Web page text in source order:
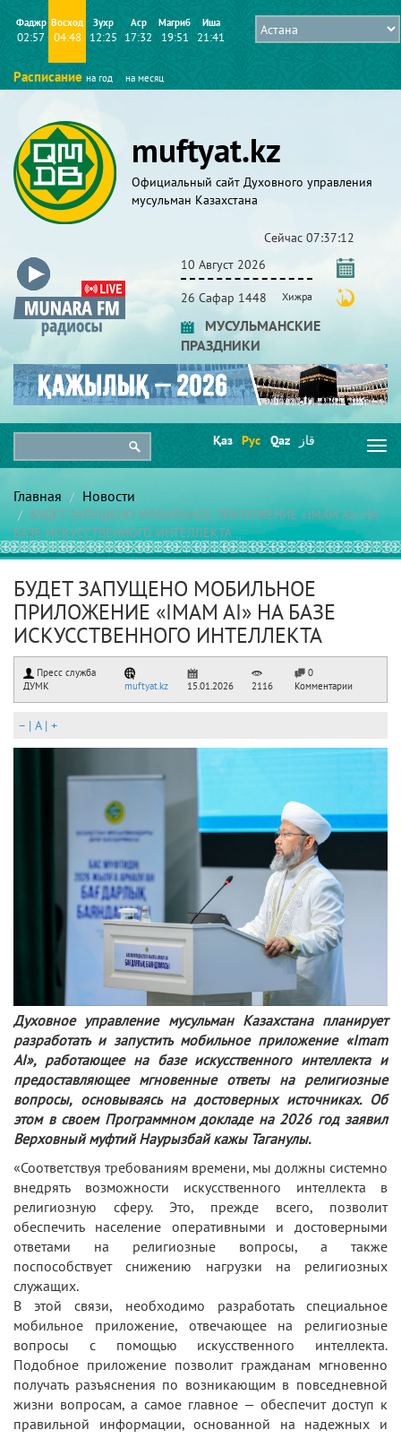
Фаджр
02:57
Восход
04:48
Зухр
12:25
Аср
17:32
Магриб
19:51
Иша
21:41
Расписание на год на месяц
muftyat.kz
Официальный сайт Духовного управления
мусульман Казахстана
Сейчас 07:37:13
10 Август 2026
26 Сафар 1448 Хижра
МУСУЛЬМАНСКИЕ
ПРАЗДНИКИ
Қаз Рус Qaz قاز
Главная Новости
БУДЕТ ЗАПУЩЕНО МОБИЛЬНОЕ ПРИЛОЖЕНИЕ «IMAM AI» НА
БАЗЕ ИСКУССТВЕННОГО ИНТЕЛЛЕКТА
БУДЕТ ЗАПУЩЕНО МОБИЛЬНОЕ
ПРИЛОЖЕНИЕ «IMAM AI» НА БАЗЕ
ИСКУССТВЕННОГО ИНТЕЛЛЕКТА
Пресс служба
ДУМК
muftyat.kz 15.01.2026 2116
0
Комментарии
– | A| +
Духовное управление мусульман Казахстана планирует
разработать и запустить мобильное приложение «Imam
AI», работающее на базе искусственного интеллекта и
предоставляющее мгновенные ответы на религиозные
вопросы, основываясь на достоверных источниках. Об
этом в своем Программном докладе на 2026 год заявил
Верховный муфтий Наурызбай кажы Таганулы.
«Соответствуя требованиям времени, мы должны системно
внедрять возможности искусственного интеллекта в
религиозную сферу. Это, прежде всего, позволит
обеспечить население оперативными и достоверными
ответами на религиозные вопросы, а также
поспособствует снижению нагрузки на религиозных
служащих.
В этой связи, необходимо разработать специальное
мобильное приложение, отвечающее на религиозные
вопросы с помощью искусственного интеллекта.
Подобное приложение позволит гражданам мгновенно
получать разъяснения по возникающим в повседневной
жизни вопросам, а самое главное — обеспечит доступ к
правильной информации, основанной на надежных и